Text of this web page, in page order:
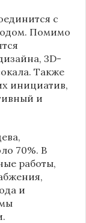
с
Помимо
3D-
Также
инициатив,
и
,
70%. В
работы,
и